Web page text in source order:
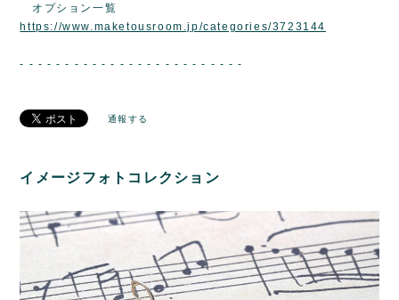
オプション一覧
https://www.maketousroom.jp/categories/3723144
- - - - - - - - - - - - - - - - - - - - - - - - -
通報する
イメージフォトコレクション